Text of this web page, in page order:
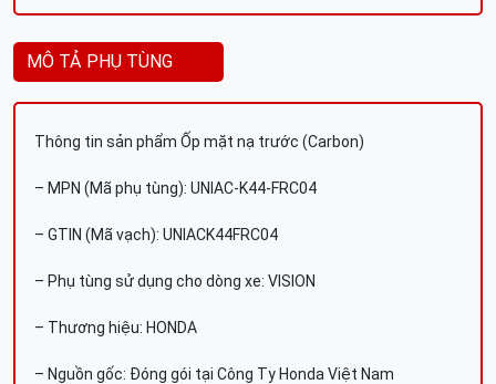
MÔ TẢ PHỤ TÙNG
Thông tin sản phẩm Ốp mặt nạ trước (Carbon)
– MPN (Mã phụ tùng): UNIAC-K44-FRC04
– GTIN (Mã vạch): UNIACK44FRC04
– Phụ tùng sử dụng cho dòng xe: VISION
– Thương hiệu: HONDA
– Nguồn gốc: Đóng gói tại Công Ty Honda Việt Nam